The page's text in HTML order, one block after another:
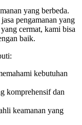
yang berbeda.
pengamanan yang
yang cermat, kami bisa
baik.
kebutuhan
komprehensif dan
keamanan yang